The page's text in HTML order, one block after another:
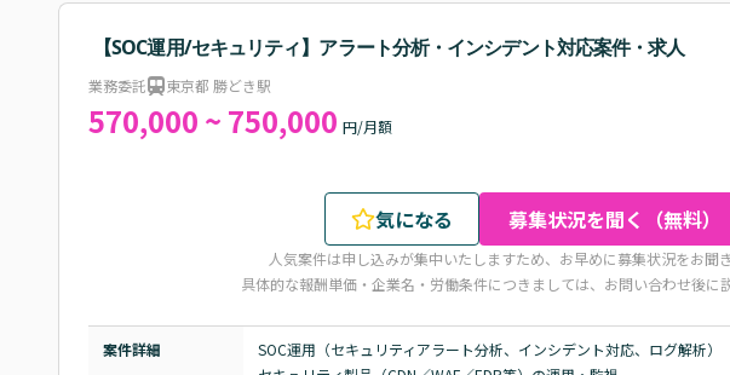
【SOC運用/セキュリティ】アラート分析・インシデント対応案件・求人
業務委託 東京都 勝どき駅
570,000 ~ 750,000 円/月額
気になる 募集状況を聞く（無料）
人気案件は申し込みが集中いたしますため、お早めに募集状況をお聞
具体的な報酬単価・企業名・労働条件につきましては、お問い合わせ後に
案件詳細
SOC運用（セキュリティアラート分析、インシデント対応、ログ解析）